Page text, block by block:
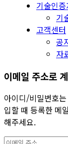
기술인
기
고객센터
공
자
이메일 주소로
아이디/비밀번호
입할 때 등록한 메
해주세요.